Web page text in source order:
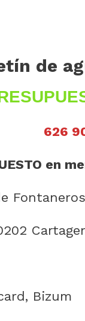
de
626
en
Bizum